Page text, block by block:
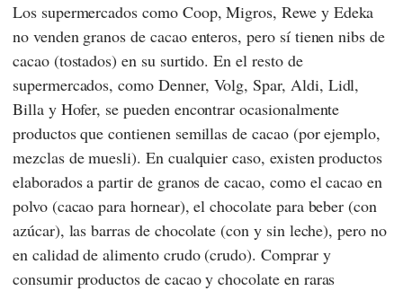
Los supermercados como Coop,Migros,Rewey Edeka
no venden granos de cacao enteros, pero sí tienen nibs de
cacao (tostados) en su surtido. En el resto de
supermercados, como Denner, Volg,Spar, Aldi, Lidl,
Billay Hofer, se pueden encontrar ocasionalmente
productos que contienen semillas de cacao (por ejemplo,
mezclas de muesli). En cualquier caso, existen productos
elaborados a partir de granos de cacao, como el cacao en
polvo (cacao para hornear), el chocolate para beber (con
azúcar), las barras de chocolate (con y sin leche), pero no
en calidad de alimento crudo (crudo). Comprar y
consumir productos de cacao y chocolate en raras